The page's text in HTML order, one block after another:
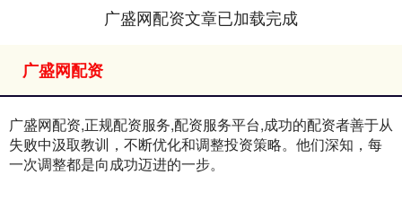
广盛网配资文章已加载完成
广盛网配资
广盛网配资,正规配资服务,配资服务平台,成功的配资者善于从
失败中汲取教训，不断优化和调整投资策略。他们深知，每
一次调整都是向成功迈进的一步。